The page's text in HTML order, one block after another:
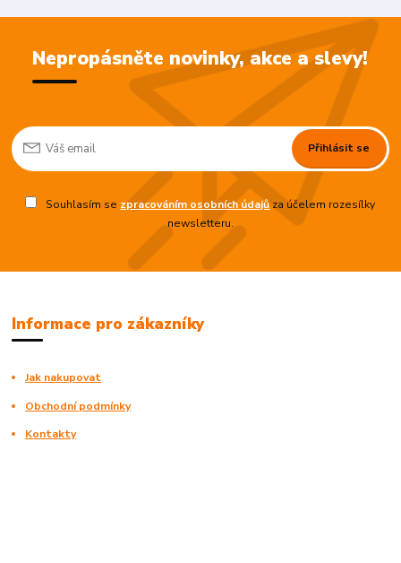
Nepropásněte novinky, akce a slevy!
Přihlásit se
Souhlasím se zpracováním osobních údajůza účelem rozesílky
newsletteru.
Informace pro zákazníky
Jak nakupovat
Obchodní podmínky
Kontakty